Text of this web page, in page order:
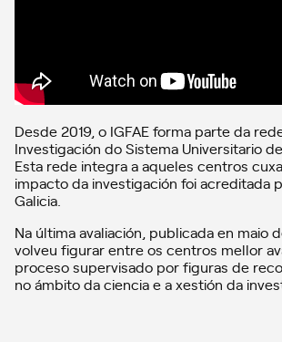
Desde 2019, o IGFAE forma parte da
Investigación do Sistema Universitario de
Esta rede integra a aqueles centros
impacto da investigación foi acreditada
Galicia.
Na última avaliación, publicada en maio
volveu figurar entre os centros mellor
proceso supervisado por figuras de
no ámbito da ciencia e a xestión da